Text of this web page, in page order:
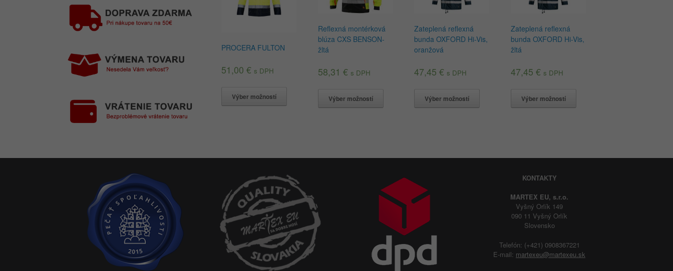
PROCERA FULTON
51,00€ s DPH
Výber možností
Reflexná montérková
blúza CXS BENSON-
žltá
58,31 € s DPH
Výber možností
Zateplená reflexná
bunda OXFORD Hi-Vis,
oranžová
47,45€ s DPH
Výber možností
Zateplená reflexná
bunda OXFORD Hi-Vis,
žltá
47,45 € s DPH
Výber možností
KONTAKTY
MARTEX EU, s.r.o.
Vyšný Orlík 149
090 11 Vyšný Orlík
Slovensko
Telefón: (+421) 0908367221
E-mail: martexeu@martexeu.sk